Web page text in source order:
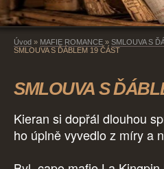
Úvod » MAFIE ROMANCE » SMLOUVA S
SMLOUVA S ĎÁBLEM 19 ČÁST
SMLOUVA S
Kieran si dopřál dlouhou
ho úplně vyvedlo z míry a